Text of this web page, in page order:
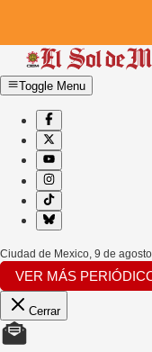
Toggle Menu
Ciudad de Mexico, 9 de
VER MÁS
Cerrar